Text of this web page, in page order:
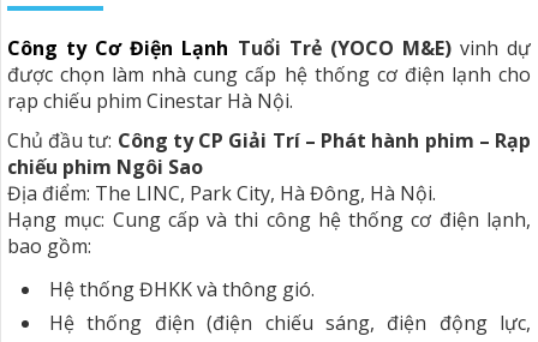
Công ty Cơ Điện Lạnh Tuổi Trẻ (YOCO M&E)vinh dự
được chọn làm nhà cung cấp hệ thống cơ điện lạnh cho
rạp chiếu phim Cinestar Hà Nội.
Chủ đầu tư: Công ty CP Giải Trí – Phát hành phim – Rạp
chiếu phim Ngôi Sao
Địa điểm: The LINC, Park City, Hà Đông, Hà Nội.
Hạng mục: Cung cấp và thi công hệ thống cơ điện lạnh,
bao gồm:
Hệ thống ĐHKK và thông gió.
Hệ thống điện (điện chiếu sáng, điện động lực,